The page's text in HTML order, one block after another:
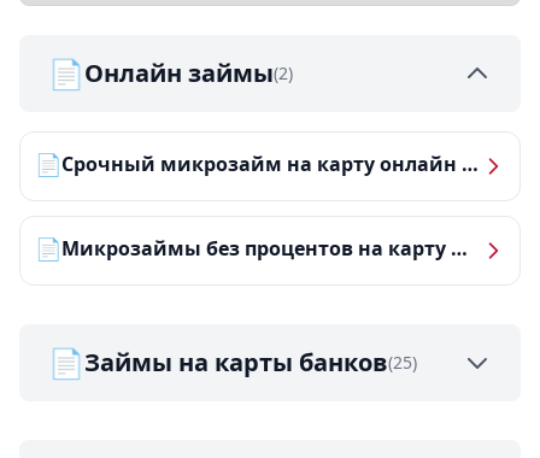
📄Онлайн займы(2)
📄 Срочный микрозайм на карту онлайн — получить деньги за 5 минут
📄 Микрозаймы без процентов на карту — ТОП-10 за 2026 год
📄Займы на карты банков(25)